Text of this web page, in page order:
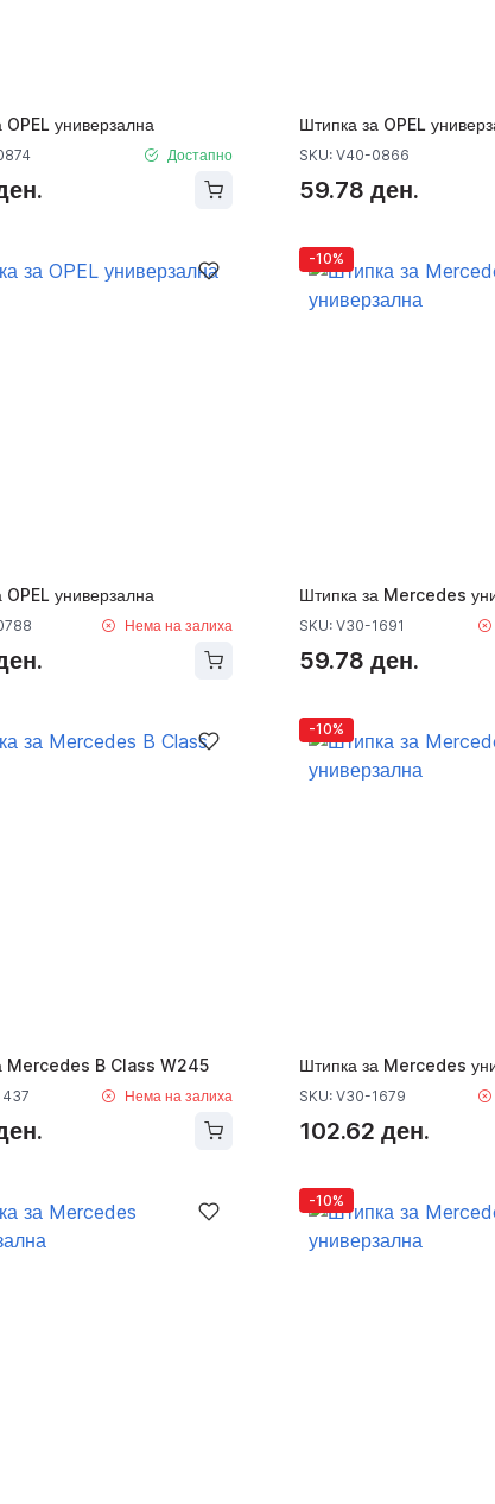
OPEL универзална
Достапно
Штипка за OPEL
SKU: V40-0866
59.78 ден.
OPEL универзална
Нема на залиха
-10%
Штипка за Mercedes
SKU: V30-1691
59.78 ден.
Mercedes B Class W245
Нема на залиха
-10%
Штипка за Mercedes
SKU: V30-1679
102.62 ден.
-10%